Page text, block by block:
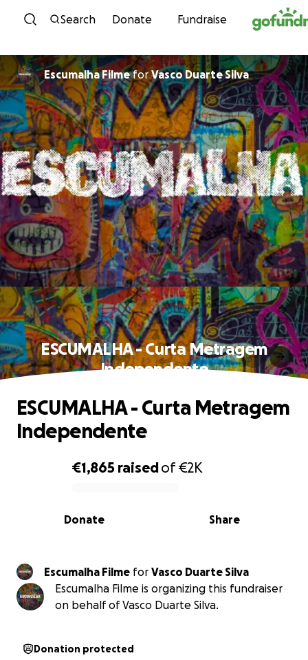
Skip to content
Search Donate Fundraise
Escumalha FilmeforVasco Duarte Silva
ESCUMALHA - Curta Metragem
Independente
0% complete
€1,865 raisedof€2K
Share
Donate
ESCUMALHA - Curta Metragem
Independente
Escumalha Filme for Vasco Duarte Silva
Escumalha Filme is organizing this fundraiser
on behalf of Vasco Duarte Silva.
Donation protected